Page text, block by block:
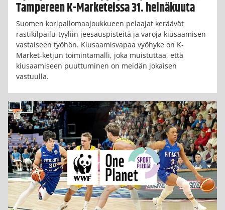
Tampereen K-Marketeissa 31. heinäkuuta
Suomen koripallomaajoukkueen pelaajat keräävät
rastikilpailu-tyyliin jeesauspisteitä ja varoja kiusaamisen
vastaiseen työhön. Kiusaamisvapaa vyöhyke on K-
Market-ketjun toimintamalli, joka muistuttaa, että
kiusaamiseen puuttuminen on meidän jokaisen
vastuulla.